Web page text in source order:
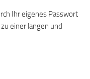
Ihr eigenes Passwort
einer langen und